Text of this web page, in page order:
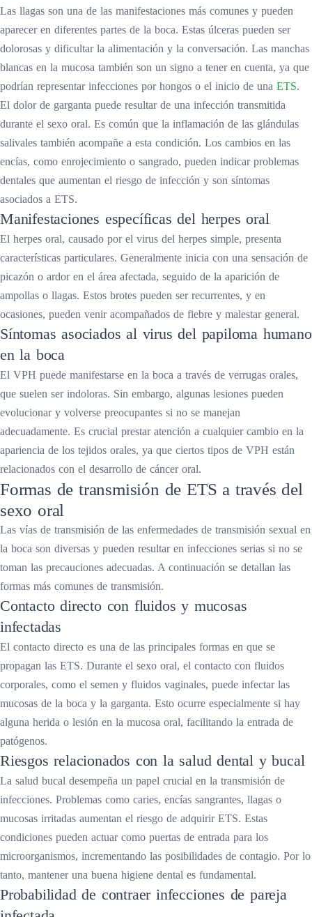
Las llagas son una de las manifestaciones más comunes y pueden
aparecer en diferentes partes de la boca. Estas úlceras pueden ser
dolorosas y dificultar la alimentación y la conversación. Las manchas
blancas en la mucosa también son un signo a tener en cuenta, ya que
podrían representar infecciones por hongos o el inicio de una ETS.
El dolor de garganta puede resultar de una infección transmitida
durante el sexo oral. Es común que la inflamación de las glándulas
salivales también acompañe a esta condición. Los cambios en las
encías, como enrojecimiento o sangrado, pueden indicar problemas
dentales que aumentan el riesgo de infección y son síntomas
asociados a ETS.
Manifestaciones específicas del herpes oral
El herpes oral, causado por el virus del herpes simple, presenta
características particulares. Generalmente inicia con una sensación de
picazón o ardor en el área afectada, seguido de la aparición de
ampollas o llagas. Estos brotes pueden ser recurrentes, y en
ocasiones, pueden venir acompañados de fiebre y malestar general.
Síntomas asociados al virus del papiloma humano
en la boca
El VPH puede manifestarse en la boca a través de verrugas orales,
que suelen ser indoloras. Sin embargo, algunas lesiones pueden
evolucionar y volverse preocupantes si no se manejan
adecuadamente. Es crucial prestar atención a cualquier cambio en la
apariencia de los tejidos orales, ya que ciertos tipos de VPH están
relacionados con el desarrollo de cáncer oral.
Formas de transmisión de ETS a través del
sexo oral
Las vías de transmisión de las enfermedades de transmisión sexual en
la boca son diversas y pueden resultar en infecciones serias si no se
toman las precauciones adecuadas. A continuación se detallan las
formas más comunes de transmisión.
Contacto directo con fluidos y mucosas
infectadas
El contacto directo es una de las principales formas en que se
propagan las ETS. Durante el sexo oral, el contacto con fluidos
corporales, como el semen y fluidos vaginales, puede infectar las
mucosas de la boca y la garganta. Esto ocurre especialmente si hay
alguna herida o lesión en la mucosa oral, facilitando la entrada de
patógenos.
Riesgos relacionados con la salud dental y bucal
La salud bucal desempeña un papel crucial en la transmisión de
infecciones. Problemas como caries, encías sangrantes, llagas o
mucosas irritadas aumentan el riesgo de adquirir ETS. Estas
condiciones pueden actuar como puertas de entrada para los
microorganismos, incrementando las posibilidades de contagio. Por lo
tanto, mantener una buena higiene dental es fundamental.
Probabilidad de contraer infecciones de pareja